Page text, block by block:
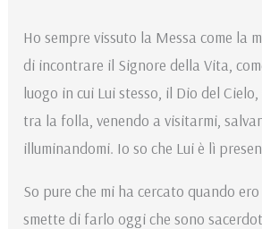
Ho sempre vissuto la Messa come la
di incontrare il Signore della Vita,
luogo in cui Lui stesso, il Dio del Cielo,
tra la folla, venendo a visitarmi,
illuminandomi. Io so che Lui è lì
So pure che mi ha cercato quando
smette di farlo oggi che sono